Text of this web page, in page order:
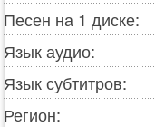
Песен на 1 диске:
Язык аудио:
Язык субтитров:
Регион: